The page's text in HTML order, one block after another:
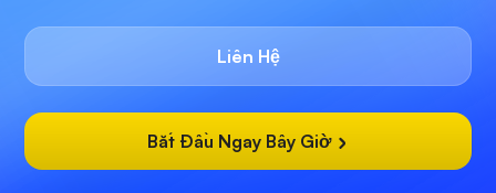
Liên Hệ
Bắt Đầu Ngay Bây Giờ